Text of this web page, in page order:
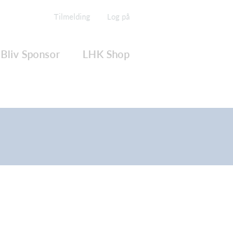
Tilmelding Log på
Bliv Sponsor LHK Shop